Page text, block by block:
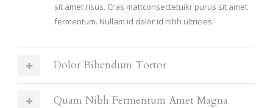
sit amet risus. Cras mattconsectetuikr purus sit amet
fermentum. Nullam id dolor id nibh ultricies.
Dolor Bibendum Tortor
Quam Nibh Fermentum Amet Magna